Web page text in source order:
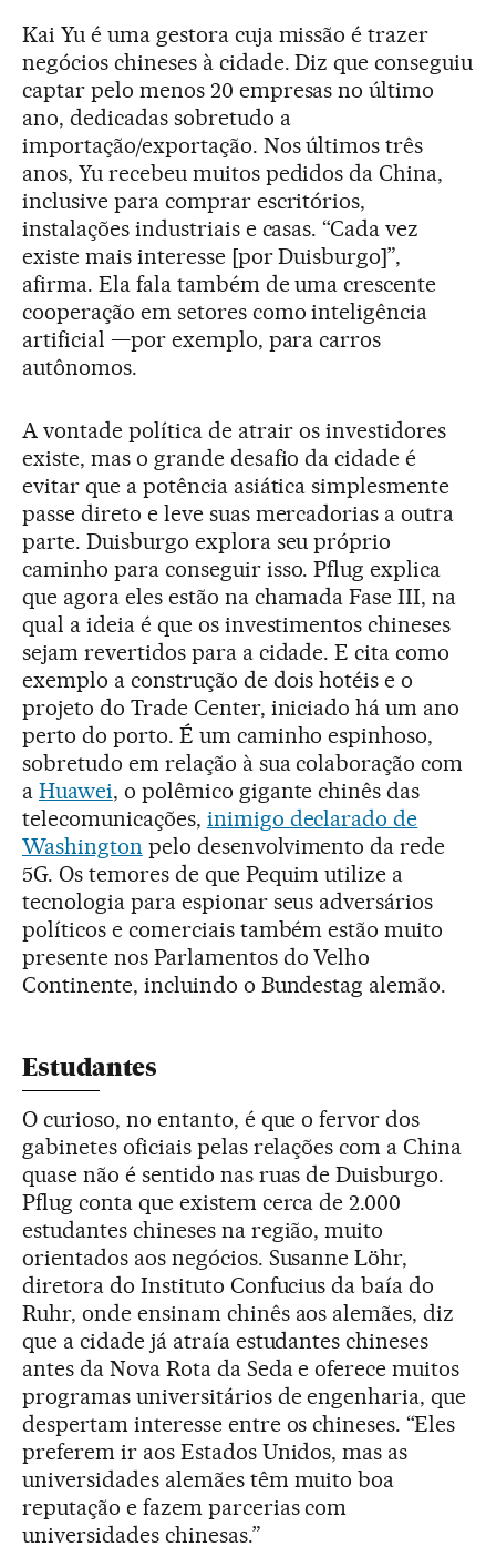
Kai Yu é uma gestora cuja missão é trazer
negócios chineses à cidade. Diz que conseguiu
captar pelo menos 20 empresas no último
ano, dedicadas sobretudo a
importação/exportação. Nos últimos três
anos, Yu recebeu muitos pedidos da China,
inclusive para comprar escritórios,
instalações industriais e casas. “Cada vez
existe mais interesse [por Duisburgo]”,
afirma. Ela fala também de uma crescente
cooperação em setores como inteligência
artificial —por exemplo, para carros
autônomos.
A vontade política de atrair os investidores
existe, mas o grande desafio da cidade é
evitar que a potência asiática simplesmente
passe direto e leve suas mercadorias a outra
parte. Duisburgo explora seu próprio
caminho para conseguir isso. Pflug explica
que agora eles estão na chamada Fase III, na
qual a ideia é que os investimentos chineses
sejam revertidos para a cidade. E cita como
exemplo a construção de dois hotéis e o
projeto do Trade Center, iniciado há um ano
perto do porto. É um caminho espinhoso,
sobretudo em relação à sua colaboração com
a Huawei, o polêmico gigante chinês das
telecomunicações, inimigo declarado de
Washington pelo desenvolvimento da rede
5G. Os temores de que Pequim utilize a
tecnologia para espionar seus adversários
políticos e comerciais também estão muito
presente nos Parlamentos do Velho
Continente, incluindo o Bundestag alemão.
Estudantes
O curioso, no entanto, é que o fervor dos
gabinetes oficiais pelas relações com a China
quase não é sentido nas ruas de Duisburgo.
Pflug conta que existem cerca de 2.000
estudantes chineses na região, muito
orientados aos negócios. Susanne Löhr,
diretora do Instituto Confucius da baía do
Ruhr, onde ensinam chinês aos alemães, diz
que a cidade já atraía estudantes chineses
antes da Nova Rota da Seda e oferece muitos
programas universitários de engenharia, que
despertam interesse entre os chineses. “Eles
preferem ir aos Estados Unidos, mas as
universidades alemães têm muito boa
reputação e fazem parcerias com
universidades chinesas.”